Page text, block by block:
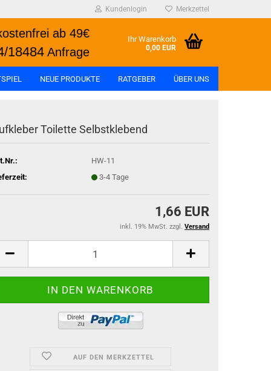
Kundenlogin Merkzettel
ab 49€
18484 Anfrage
Ihr Warenkorb
0,00 EUR
NEUE PRODUKTE RATGEBER ÜBER UNS
Toilette Selbstklebend
HW-11
3-4 Tage
1,66 EUR
inkl. 19% MwSt. zzgl. Versand
AUF DEN MERKZETTEL